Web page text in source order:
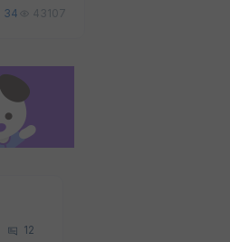
34 43107
12